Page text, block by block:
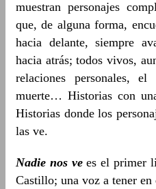
muestran personajes
que, de alguna forma,
hacia delante, siempre
hacia atrás; todos vivos,
relaciones personales,
muerte… Historias con
Historias donde los
las ve.
Nadie nos vees el primer
Castillo; una voz a tener en